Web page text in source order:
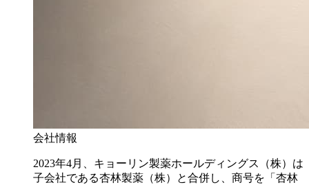
会社情報
2023年4月、キョーリン製薬ホールディングス（株）は
子会社である杏林製薬（株）と合併し、商号を「杏林